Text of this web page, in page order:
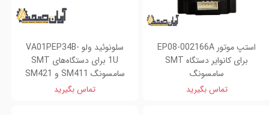
استپ موتور EP08-002166A
برای کانوایر دستگاه SMT
سامسونگ
تماس بگیرید
سلونوئید ولو VA01PEP34B-
1U برای دستگاه‌های SMT
سامسونگ SM411 و SM421
تماس بگیرید